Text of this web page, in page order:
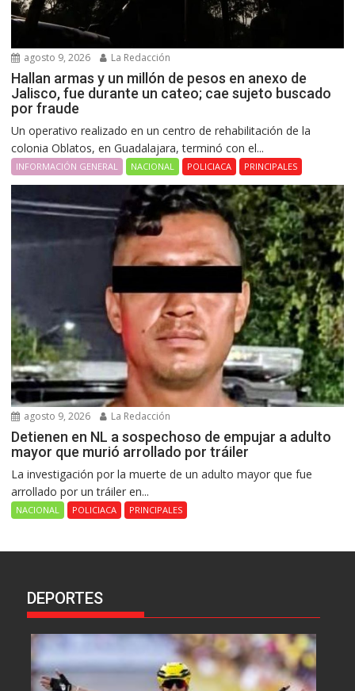
agosto 9, 2026 La Redacción
Hallan armas y un millón de pesos en anexo de
Jalisco, fue durante un cateo; cae sujeto buscado
por fraude
Un operativo realizado en un centro de rehabilitación de la
colonia Oblatos, en Guadalajara, terminó con el...
INFORMACIÓN GENERAL NACIONAL POLICIACA PRINCIPALES
agosto 9, 2026 La Redacción
Detienen en NL a sospechoso de empujar a adulto
mayor que murió arrollado por tráiler
La investigación por la muerte de un adulto mayor que fue
arrollado por un tráiler en...
NACIONAL POLICIACA PRINCIPALES
DEPORTES